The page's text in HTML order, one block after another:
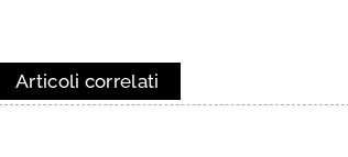
Articoli correlati